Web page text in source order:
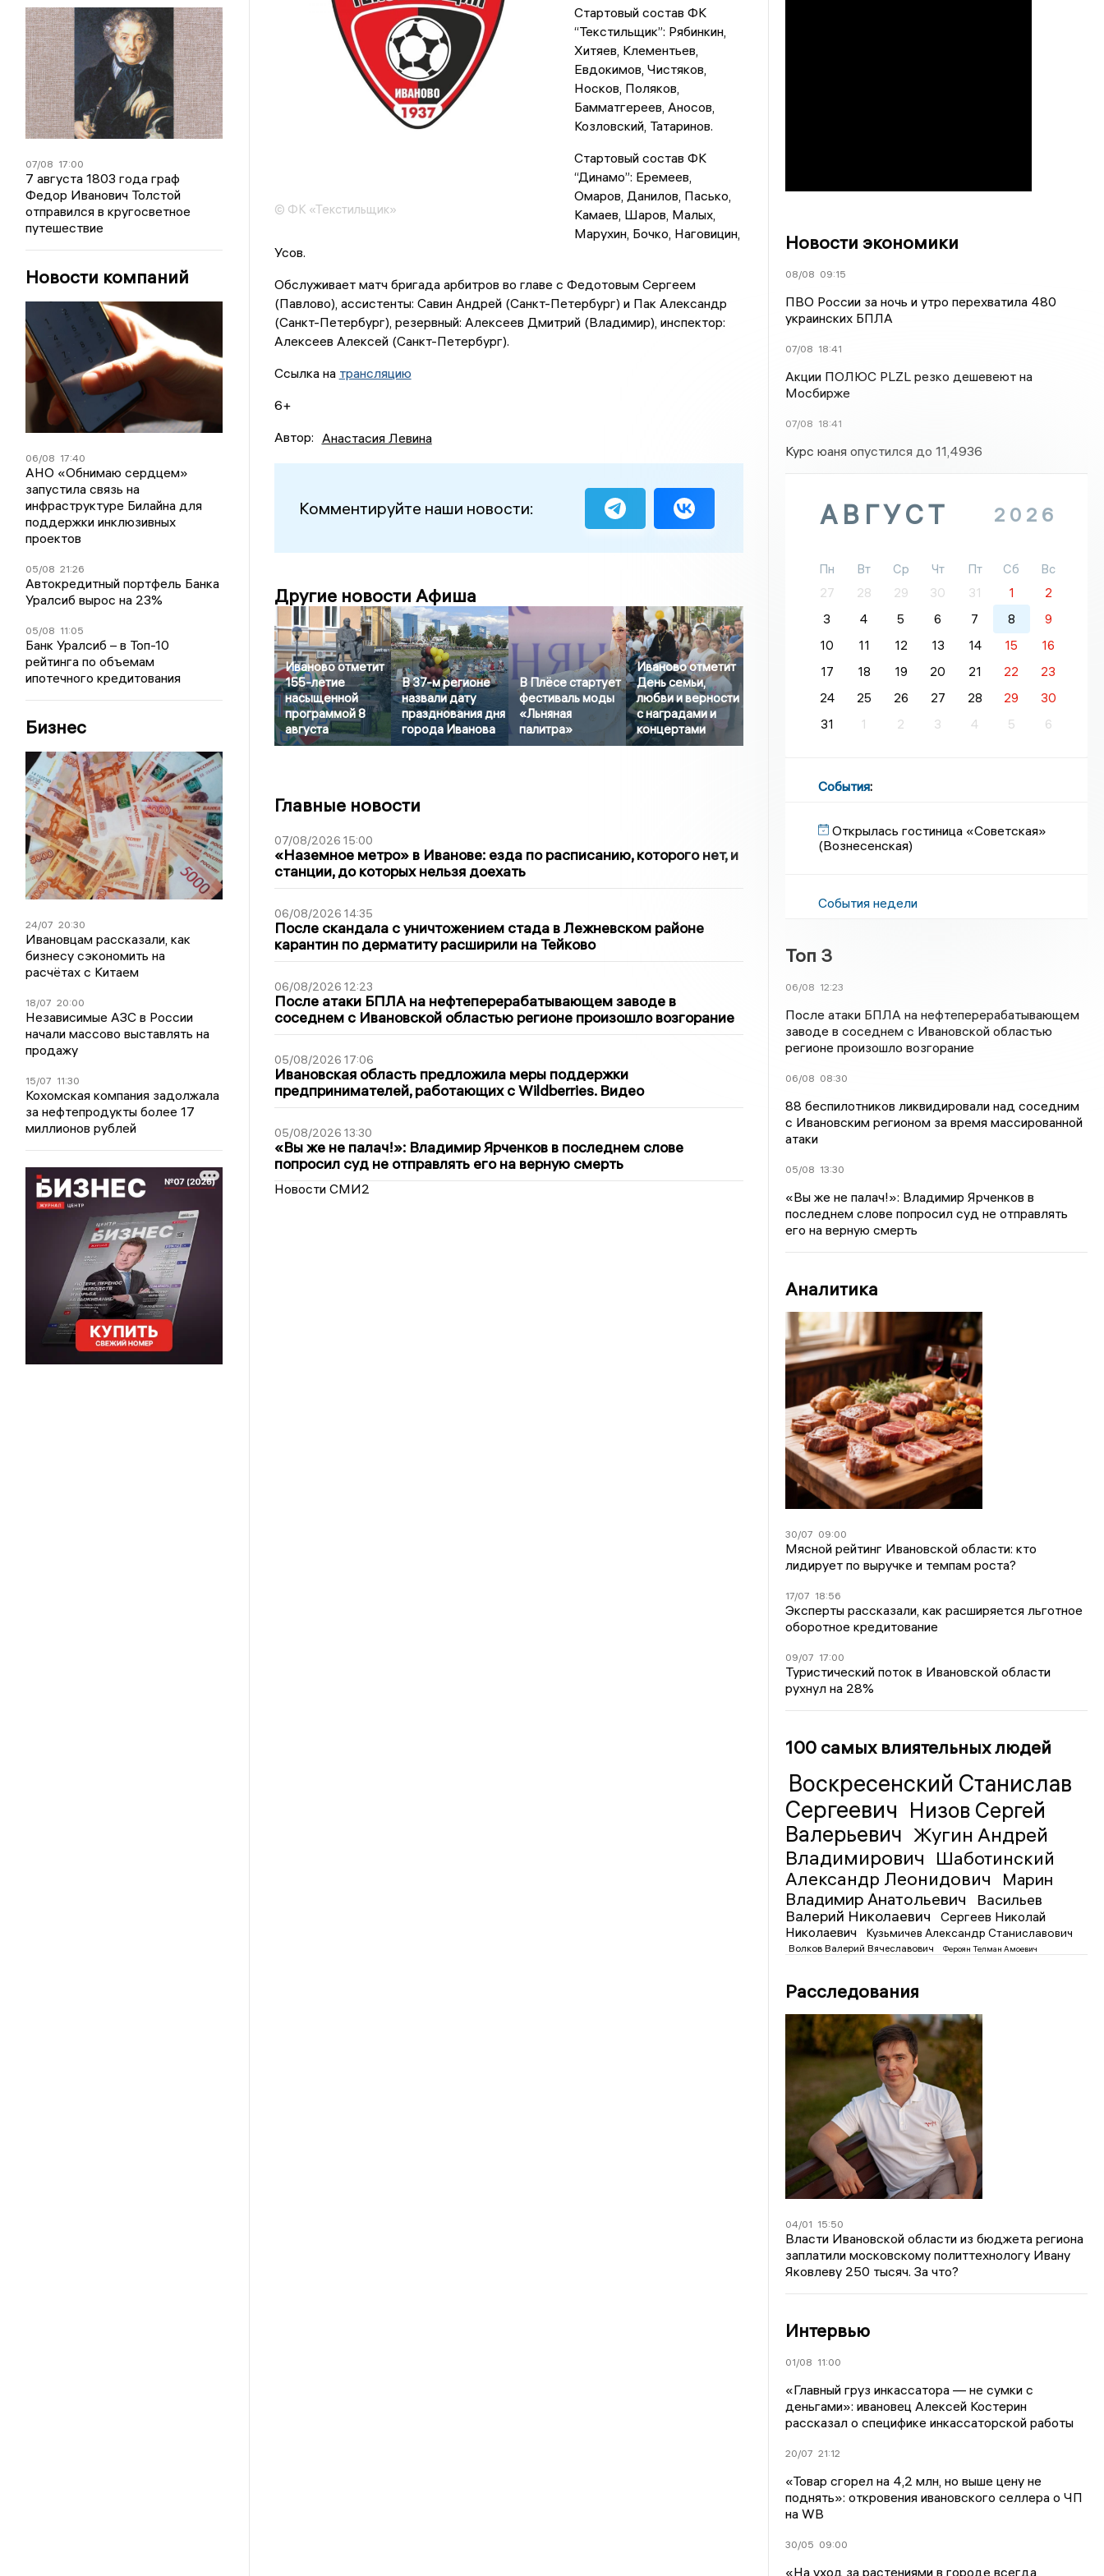
07/08 17:00
7 августа 1803 года граф
Федор Иванович Толстой
отправился в кругосветное
путешествие
Новости компаний
06/08 17:40
АНО «Обнимаю сердцем»
запустила связь на
инфраструктуре Билайна для
поддержки инклюзивных
проектов
05/08 21:26
Автокредитный портфель Банка
Уралсиб вырос на 23%
05/08 11:05
Банк Уралсиб – в Топ-10
рейтинга по объемам
ипотечного кредитования
Бизнес
24/07 20:30
Ивановцам рассказали, как
бизнесу сэкономить на
расчётах с Китаем
18/07 20:00
Независимые АЗС в России
начали массово выставлять на
продажу
15/07 11:30
Кохомская компания задолжала
за нефтепродукты более 17
миллионов рублей
© ФК «Текстильщик»
Стартовый состав ФК
“Текстильщик”: Рябинкин,
Хитяев, Клементьев,
Евдокимов, Чистяков,
Носков, Поляков,
Бамматгереев, Аносов,
Козловский, Татаринов.
Стартовый состав ФК
“Динамо”: Еремеев,
Омаров, Данилов, Пасько,
Камаев, Шаров, Малых,
Марухин, Бочко, Наговицин,
Усов.
Обслуживает матч бригада арбитров во главе с Федотовым Сергеем
(Павлово), ассистенты: Савин Андрей (Санкт-Петербург) и Пак Александр
(Санкт-Петербург), резервный: Алексеев Дмитрий (Владимир), инспектор:
Алексеев Алексей (Санкт-Петербург).
Ссылка на трансляцию
6+
Автор: Анастасия Левина
Комментируйте наши новости:
Другие новости Афиша
Иваново отметит
155-летие
насыщенной
программой 8
августа
В 37-м регионе
назвали дату
празднования дня
города Иванова
В Плёсе стартует
фестиваль моды
«Льняная
палитра»
Иваново отметит
День семьи,
любви и верности
с наградами и
концертами
Главные новости
07/08/2026 15:00
«Наземное метро» в Иванове: езда по расписанию, которого нет, и
станции, до которых нельзя доехать
06/08/2026 14:35
После скандала с уничтожением стада в Лежневском районе
карантин по дерматиту расширили на Тейково
06/08/2026 12:23
После атаки БПЛА на нефтеперерабатывающем заводе в
соседнем с Ивановской областью регионе произошло возгорание
05/08/2026 17:06
Ивановская область предложила меры поддержки
предпринимателей, работающих с Wildberries. Видео
05/08/2026 13:30
«Вы же не палач!»: Владимир Ярченков в последнем слове
попросил суд не отправлять его на верную смерть
Новости СМИ2
Новости экономики
08/08 09:15
ПВО России за ночь и утро перехватила 480
украинских БПЛА
07/08 18:41
Акции ПОЛЮС PLZL резко дешевеют на
Мосбирже
07/08 18:41
Курс юаня опустился до 11,4936
АВГУСТ 2026
Пн Вт Ср Чт Пт Сб
Вс
27
28 29 30 31 1
2
3
4 5 6 7 8
9
10
11 12 13 14 15
16
17
18 19 20 21 22
23
24
25 26 27 28 29
30
31
1 2 3 4 5 6
События:
Открылась гостиница «Советская»
(Вознесенская)
События недели
Топ 3
06/08 12:23
После атаки БПЛА на нефтеперерабатывающем
заводе в соседнем с Ивановской областью
регионе произошло возгорание
06/08 08:30
88 беспилотников ликвидировали над соседним
с Ивановским регионом за время массированной
атаки
05/08 13:30
«Вы же не палач!»: Владимир Ярченков в
последнем слове попросил суд не отправлять
его на верную смерть
Аналитика
30/07 09:00
Мясной рейтинг Ивановской области: кто
лидирует по выручке и темпам роста?
17/07 18:56
Эксперты рассказали, как расширяется льготное
оборотное кредитование
09/07 17:00
Туристический поток в Ивановской области
рухнул на 28%
100 самых влиятельных людей
Воскресенский Станислав
Сергеевич Низов Сергей
Валерьевич Жугин Андрей
Владимирович
Шаботинский
Александр Леонидович
Марин
Владимир Анатольевич
Васильев
Валерий Николаевич
Сергеев Николай
Николаевич
Кузьмичев Александр Станиславович
Волков Валерий Вячеславович Фероян Телман Амоевич
Расследования
04/01 15:50
Власти Ивановской области из бюджета региона
заплатили московскому политтехнологу Ивану
Яковлеву 250 тысяч. За что?
Интервью
01/08 11:00
«Главный груз инкассатора — не сумки с
деньгами»: ивановец Алексей Костерин
рассказал о специфике инкассаторской работы
20/07 21:12
«Товар сгорел на 4,2 млн, но выше цену не
поднять»: откровения ивановского селлера о ЧП
на WB
30/05 09:00
«На уход за растениями в городе всегда